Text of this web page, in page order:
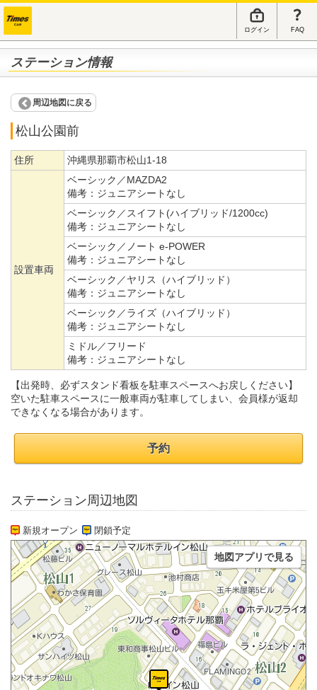
ログイン FAQ
ステーション情報
周辺地図に戻る
松山公園前
住所 沖縄県那覇市松山1-18
設置車両
ベーシック／MAZDA2
備考： ジュニアシートなし
ベーシック／スイフト(ハイブリッド/1200cc)
備考： ジュニアシートなし
ベーシック／ノート e-POWER
備考： ジュニアシートなし
ベーシック／ヤリス（ハイブリッド）
備考： ジュニアシートなし
ベーシック／ライズ（ハイブリッド）
備考： ジュニアシートなし
ミドル／フリード
備考： ジュニアシートなし
【出発時、必ずスタンド看板を駐車スペースへお戻しください】
空いた駐車スペースに一般車両が駐車してしまい、会員様が返却
できなくなる場合があります。
予約
ステーション周辺地図
新規オープン 閉鎖予定
地図アプリで見る